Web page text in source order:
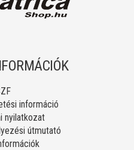
információ
nyilatkozat
útmutató